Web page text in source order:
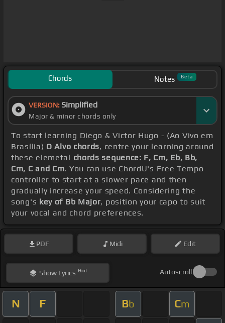
Chords Notes Beta
VERSION: Simplified
Major & minor chords only
To start learning Diego & Victor Hugo - (Ao Vivo em
Brasília) O Alvo chords, centre your learning around
these elemetal chords sequence: F, Cm, Eb, Bb,
Cm, C and Cm. You can use ChordU's Free Tempo
controller to start at a slower pace and then
gradually increase your speed. Considering the
song's key of Bb Major, position your capo to suit
your vocal and chord preferences.
PDF Midi Edit
ShowLyrics Hint Autoscroll
N F Bb Cm